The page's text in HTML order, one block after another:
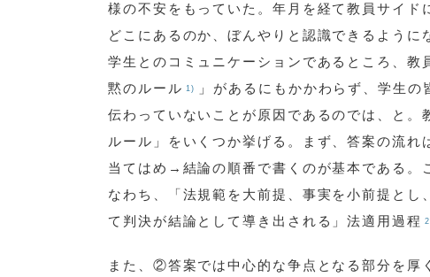
様の不安をもっていた。年月を経て教員サイド
どこにあるのか、ぼんやりと認識できるように
学生とのコミュニケーションであるところ、教
黙のルール 1)
」があるにもかかわらず、学生の
伝わっていないことが原因であるのでは、と。
ルール」をいくつか挙げる。まず、答案の流
当てはめ→結論の順番で書くのが基本である。
なわち、「法規範を大前提、事実を小前提とし
て判決が結論として導き出される」法適用過程
また、②答案では中心的な争点となる部分を厚